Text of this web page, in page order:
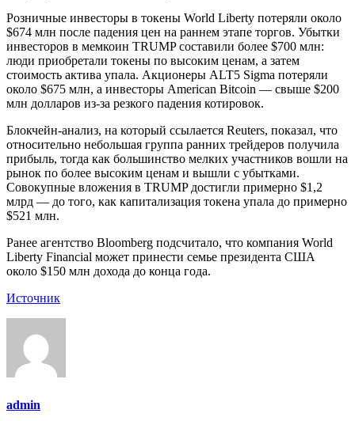
Розничные инвесторы в токены World Liberty потеряли около
$674 млн после падения цен на раннем этапе торгов. Убытки
инвесторов в мемкоин TRUMP составили более $700 млн:
люди приобретали токены по высоким ценам, а затем
стоимость актива упала. Акционеры ALT5 Sigma потеряли
около $675 млн, а инвесторы American Bitcoin — свыше $200
млн долларов из‑за резкого падения котировок.
Блокчейн-анализ, на который ссылается Reuters, показал, что
относительно небольшая группа ранних трейдеров получила
прибыль, тогда как большинство мелких участников вошли на
рынок по более высоким ценам и вышли с убытками.
Совокупные вложения в TRUMP достигли примерно $1,2
млрд — до того, как капитализация токена упала до примерно
$521 млн.
Ранее агентство Bloomberg подсчитало, что компания World
Liberty Financial может принести семье президента США
около $150 млн дохода до конца года.
Источник
admin